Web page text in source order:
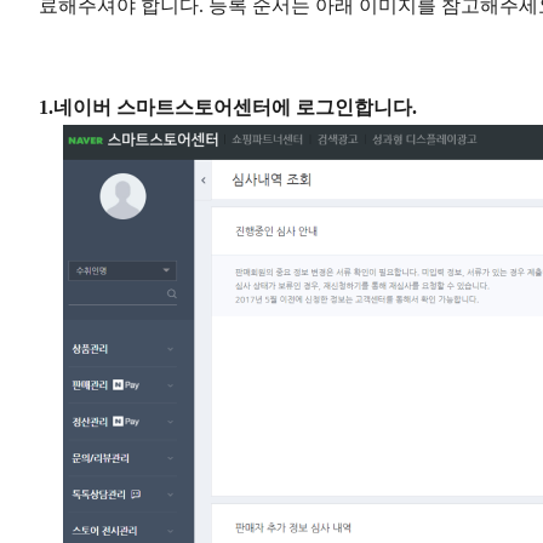
료해주셔야 합니다. 등록 순서는 아래 이미지를 참고해주세
1.네이버 스마트스토어센터에 로그인합니다.